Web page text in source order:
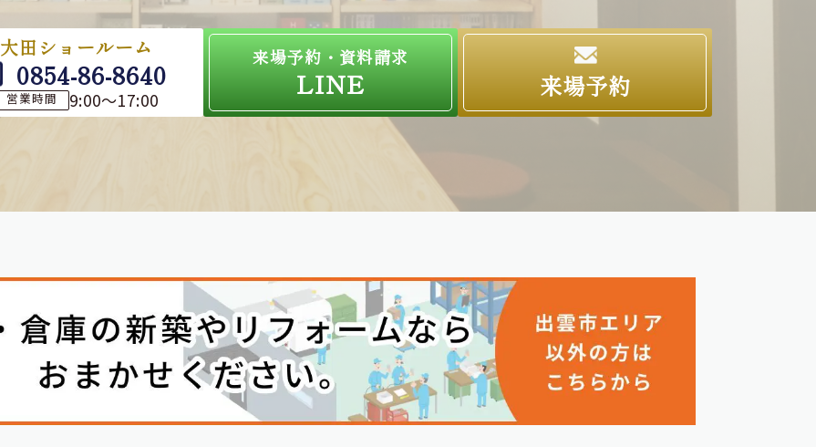
大田ショールーム
0854-86-8640
営業時間 9:00～17:00
来場予約・資料請求
LINE 来場予約